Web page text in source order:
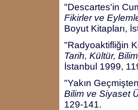
"Descartes'in
Fikirler ve
Boyut Kitapları,
"Radyoaktifliğin
Tarih, Kültür,
İstanbul 1999,
"Yakın
Bilim ve Siyaset
129-141.